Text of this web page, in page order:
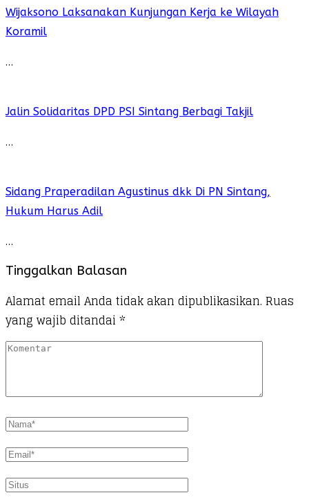
Wijaksono Laksanakan Kunjungan Kerja ke Wilayah
Koramil
…
Jalin Solidaritas DPD PSI Sintang Berbagi Takjil
…
Sidang Praperadilan Agustinus dkk Di PN Sintang,
Hukum Harus Adil
…
Tinggalkan Balasan
Alamat email Anda tidak akan dipublikasikan. Ruas
yang wajib ditandai *